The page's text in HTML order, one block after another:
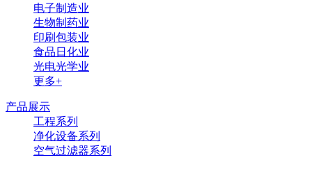
电子制造业
生物制药业
印刷包装业
食品日化业
光电光学业
更多+
产品展示
工程系列
净化设备系列
空气过滤器系列